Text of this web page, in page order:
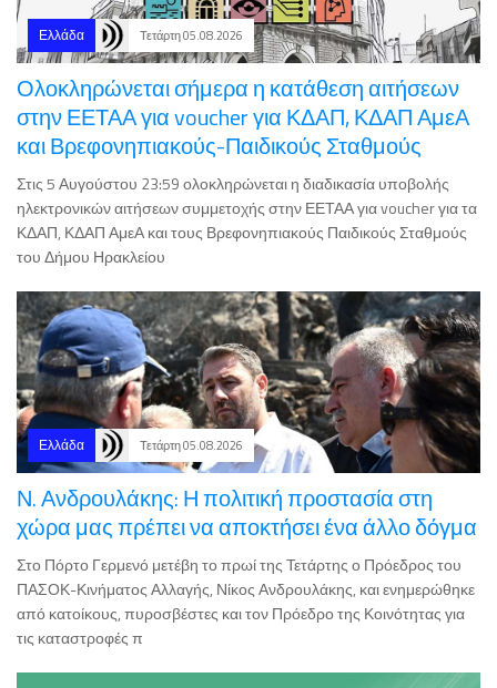
Ολοκληρώνεται σήμερα η κατάθεση αιτήσεων
στην ΕΕΤΑΑ για voucher για ΚΔΑΠ, ΚΔΑΠ ΑμεΑ
και Βρεφονηπιακούς-Παιδικούς Σταθμούς
Στις 5 Αυγούστου 23:59 ολοκληρώνεται η διαδικασία υποβολής
ηλεκτρονικών αιτήσεων συμμετοχής στην ΕΕΤΑΑ για voucher για τα
ΚΔΑΠ, ΚΔΑΠ ΑμεΑ και τους Βρεφονηπιακούς Παιδικούς Σταθμούς
του Δήμου Ηρακλείου
Ελλάδα Τετάρτη 05.08.2026
Ν. Ανδρουλάκης: Η πολιτική προστασία στη
χώρα μας πρέπει να αποκτήσει ένα άλλο δόγμα
Στο Πόρτο Γερμενό μετέβη το πρωί της Τετάρτης ο Πρόεδρος του
ΠΑΣΟΚ-Κινήματος Αλλαγής, Νίκος Ανδρουλάκης, και ενημερώθηκε
από κατοίκους, πυροσβέστες και τον Πρόεδρο της Κοινότητας για
τις καταστροφές π